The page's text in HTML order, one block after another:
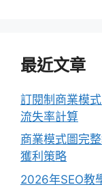
最近文章
訂閱制商業模
流失率計算
商業模式圖完
獲利策略
2026年SEO教